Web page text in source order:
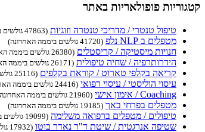
קטגוריות פופולאריות באתר
טיפול טנטרי / מדריכי טנטרה וזוגיות (47863 גולשים ביממה האחרונה)
מטפלים ב NLP נלפ (41720 גולשים ביממה האחרונה)
חנויות מיסטיקה / קריסטלים (26380 גולשים ביממה האחרונה)
הידרותרפיה / שחיה טיפולית (26171 גולשים ביממה האחרונה)
קריאה בקלפי טארוט / קוראת בקלפים (25116 גולשים ביממה האחרונה)
עיסוי הוליסטי / עיסוי רפואי (24416 גולשים ביממה האחרונה)
Coaching / אימון אישי (21960 גולשים ביממה האחרונה)
מטפלים בפרחי באך (19185 גולשים ביממה האחרונה)
טיפולים / מטפלים ברפואה משלימה (19099 גולשים ביממה האחרונה)
שטיפה אנרגטית / שיטת ד"ר נאדר בוטו (17932 גולשים ביממה האחרונה)